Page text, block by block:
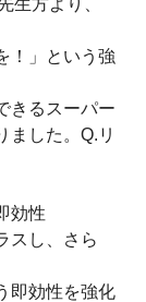
生方より、
！」という強
きるスーパー
ました。Q.リ
効性
スし、さら
即効性を強化